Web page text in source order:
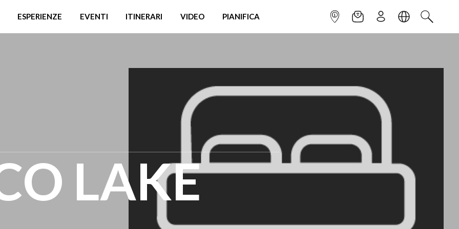
ESPERIENZE EVENTI ITINERARI VIDEO PIANIFICA INFOPOINTNEWSLETTER
ISCRIVITILINGUACERCA
LAKE